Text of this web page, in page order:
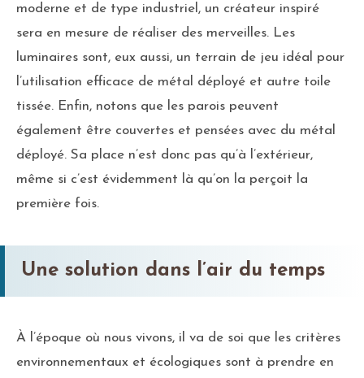
moderne et de type industriel, un créateur inspiré
sera en mesure de réaliser des merveilles. Les
luminaires sont, eux aussi, un terrain de jeu idéal pour
l’utilisation efficace de métal déployé et autre toile
tissée. Enfin, notons que les parois peuvent
également être couvertes et pensées avec du métal
déployé. Sa place n’est donc pas qu’à l’extérieur,
même si c’est évidemment là qu’on la perçoit la
première fois.
Une solution dans l’air du temps
À l’époque où nous vivons, il va de soi que les critères
environnementaux et écologiques sont à prendre en